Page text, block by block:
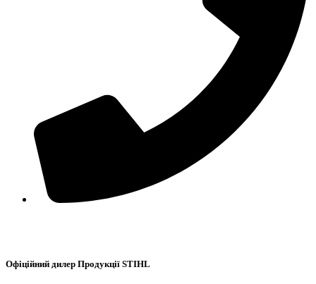
Офіційний дилер Продукції STIHL